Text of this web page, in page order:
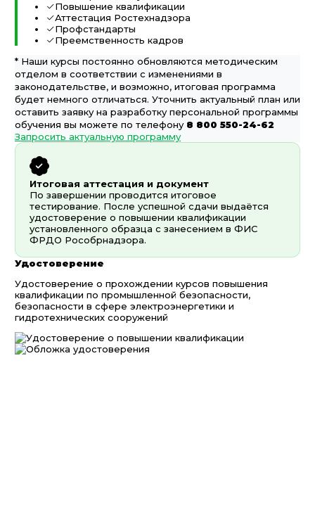
Повышение квалификации
Аттестация Ростехнадзора
Профстандарты
Преемственность кадров
* Наши курсы постоянно обновляются методическим
отделом в соответствии с изменениями в
законодательстве, и возможно, итоговая программа
будет немного отличаться. Уточнить актуальный план или
оставить заявку на разработку персональной программы
обучения вы можете по телефону 8 800 550-24-62
Запросить актуальную программу
Итоговая аттестация и документ
По завершении проводится итоговое
тестирование. После успешной сдачи выдаётся
удостоверение о повышении квалификации
установленного образца с занесением в ФИС
ФРДО Рособрнадзора.
Удостоверение
Удостоверение о прохождении курсов повышения
квалификации по промышленной безопасности,
безопасности в сфере электроэнергетики и
гидротехнических сооружений